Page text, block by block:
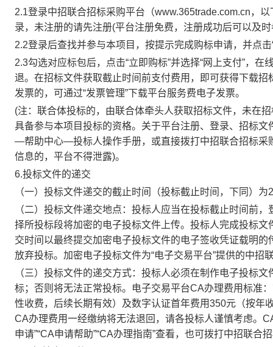
2.1登录中招联合招标采购平台（www.365trade.com.cn，
录，未注册的请先注册(平台注册免费，注册成功后可以及
2.2登录后查找并参与本项目，按提示完成购标申请，并点
2.3勾选对应标包后，点击“立即购标”并选择“网上支付”，
退。在招标文件获取截止时间前支付费用，即可获得下载
发票的，可通过“发票管理”下载平台服务费电子发票。
(注：联合体投标的，由联合体牵头人获取招标文件，未在
具备参与本项目投标的资格。关于平台注册、登录、招标
—帮助中心—投标人操作手册，或直接拨打中招联合招标采
信息的，平台不得泄露)。
6.投标文件的递交
（一）投标文件递交的截止时间（投标截止时间，下同）为
（二）投标文件递交地点：投标人应当在投标截止时间前
择所投标段将加密的电子投标文件上传。投标人完成投标
交时间以最终提交加密电子投标文件的电子签收凭证载明
放弃投标。加密电子投标文件为“电子交易平台”提供的中
（三）投标文件的递交方式：投标人必须在制作电子投标
标；否则将无法正常投标。电子交易平台CA办理费用标准
性收费，后续长期有效）及数字认证首年费用350元（按年
CA办理费用一经缴纳将无法退回，请各投标人谨慎考虑。
申请”“CA申请帮助”“CA办理指南”查看，也可拨打中招联